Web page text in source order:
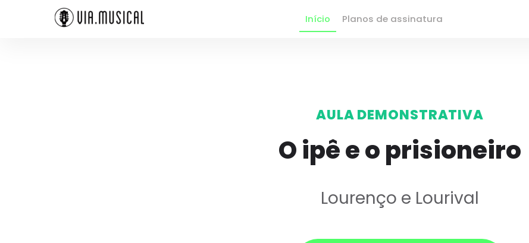
Início Planos de assinatura
AULA DEMONSTRATIVA
O ipê e o prisioneiro
Lourenço e Lourival